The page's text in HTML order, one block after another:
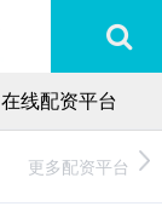
在线配资平台
更多配资平台